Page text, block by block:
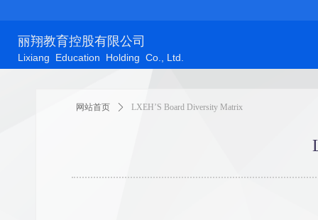
丽翔教育控股有限公司
Lixiang Education Holding Co., Ltd.
网站首页 ꄲ LXEH’S Board Diversity Matrix